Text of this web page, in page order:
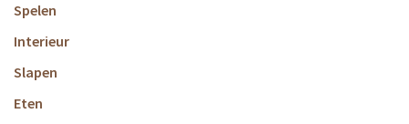
Spelen
Interieur
Slapen
Eten